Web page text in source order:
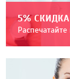
5% СКИДКА